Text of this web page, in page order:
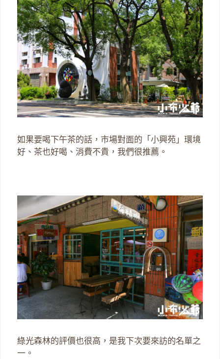
如果要喝下午茶的話，市場對面的「小興苑」環境
好、茶也好喝、消費不貴，我們很推薦。
綠光森林的評價也很高，是我下次要來訪的名單之
一。